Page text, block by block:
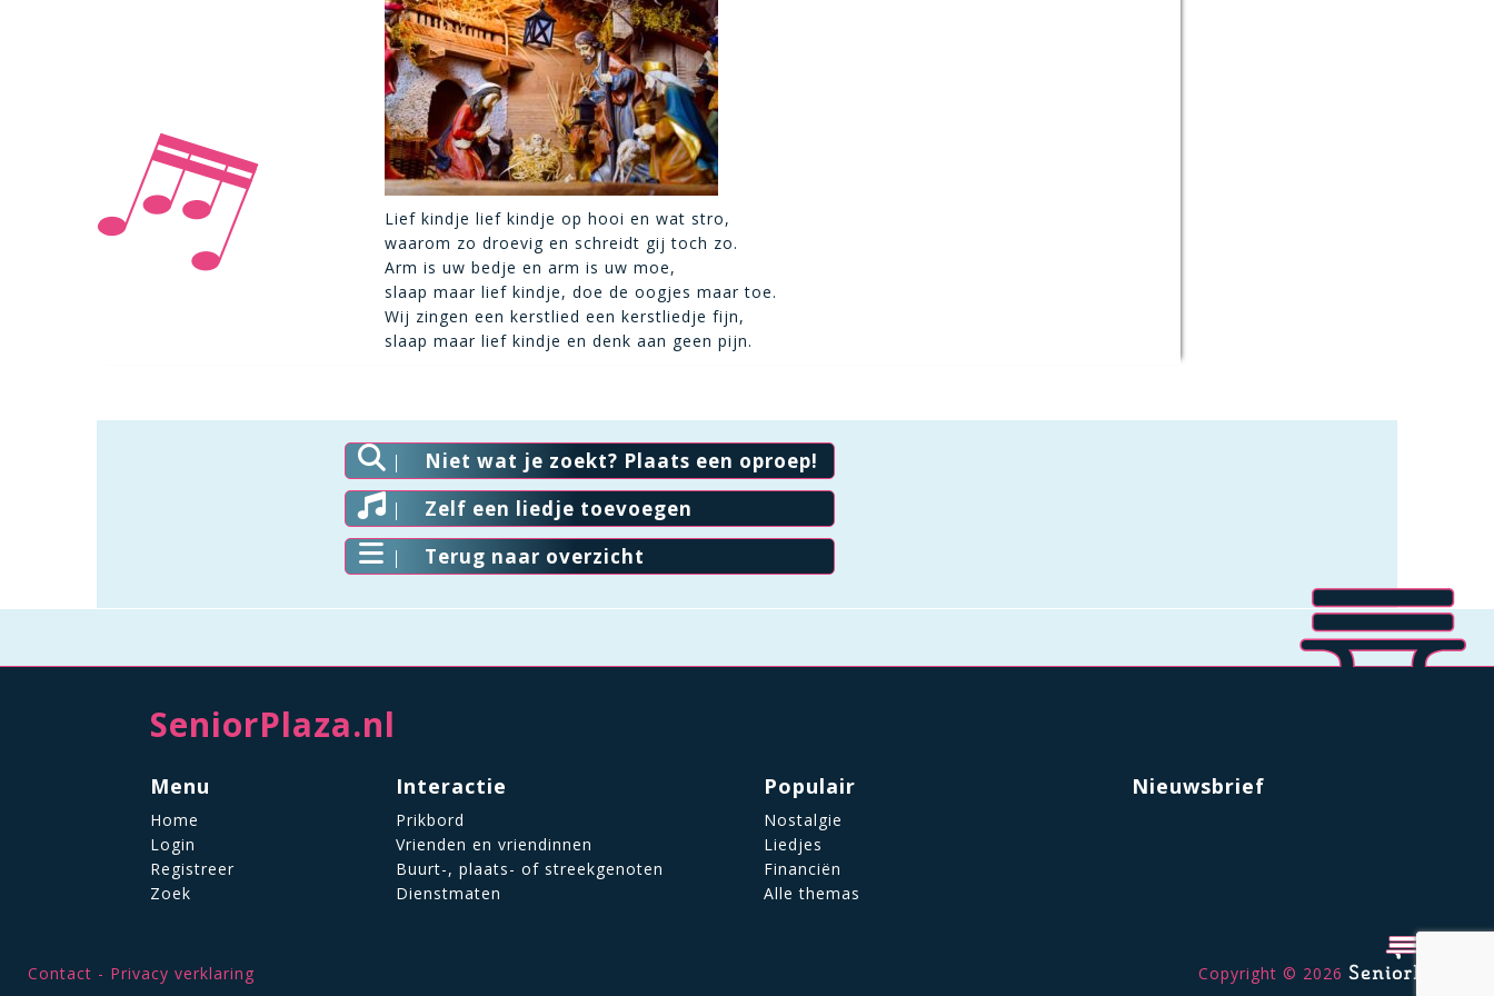
Lief kindje lief kindje op hooi en wat stro,
waarom zo droevig en schreidt gij toch zo.
Arm is uw bedje en arm is uw moe,
slaap maar lief kindje, doe de oogjes maar toe.
Wij zingen een kerstlied een kerstliedje fijn,
slaap maar lief kindje en denk aan geen pijn.
Niet wat je zoekt? Plaats een oproep!
Zelf een liedje toevoegen
Terug naar overzicht
SeniorPlaza.nl
Menu
Home
Login
Registreer
Zoek
Interactie
Prikbord
Vrienden en vriendinnen
Buurt-, plaats- of streekgenoten
Dienstmaten
Populair
Nostalgie
Liedjes
Financiën
Alle themas
Nieuwsbrief
Contact Privacy verklaring Copyright © 2026